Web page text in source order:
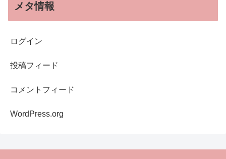
メタ情報
ログイン
投稿フィード
コメントフィード
WordPress.org